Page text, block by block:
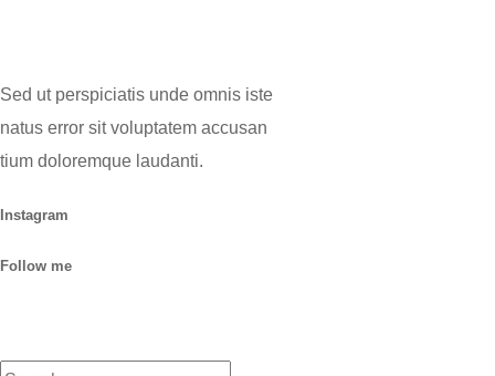
Sed ut perspiciatis unde omnis iste
natus error sit voluptatem accusan
tium doloremque laudanti.
Instagram
Follow me